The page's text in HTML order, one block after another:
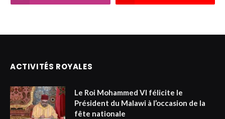
ACTIVITÉS ROYALES
Le Roi Mohammed VI félicite le
Président du Malawi à l’occasion de la
fête nationale